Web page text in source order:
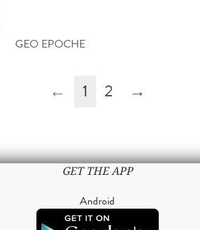
GEO EPOCHE
← 1 2 →
GET THE APP
Android